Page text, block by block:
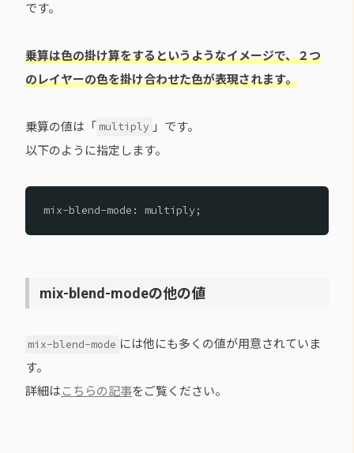
です。
乗算は色の掛け算をするというようなイメージで、２つ
のレイヤーの色を掛け合わせた色が表現されます。
乗算の値は「 multiply 」です。
以下のように指定します。
mix-blend-mode: multiply;
mix-blend-modeの他の値
mix-blend-mode には他にも多くの値が用意されていま
す。
詳細は こちらの記事をご覧ください。